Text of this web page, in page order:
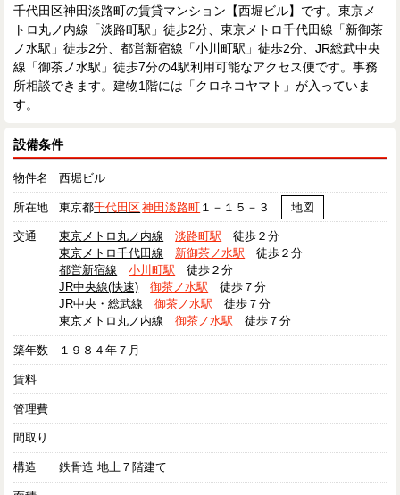
千代田区神田淡路町の賃貸マンション【西堀ビル】です。東京メ
トロ丸ノ内線「淡路町駅」徒歩2分、東京メトロ千代田線「新御茶
ノ水駅」徒歩2分、都営新宿線「小川町駅」徒歩2分、JR総武中央
線「御茶ノ水駅」徒歩7分の4駅利用可能なアクセス便です。事務
所相談できます。建物1階には「クロネコヤマト」が入っていま
す。
設備条件
物件名 西堀ビル
所在地 東京都千代田区神田淡路町 １－１５－３ 地図
交通 東京メトロ丸ノ内線 淡路町駅 徒歩２分
東京メトロ千代田線
新御茶ノ水駅 徒歩２分
都営新宿線
小川町駅 徒歩２分
JR中央線(快速)
御茶ノ水駅 徒歩７分
JR中央・総武線
御茶ノ水駅 徒歩７分
東京メトロ丸ノ内線
御茶ノ水駅 徒歩７分
築年数 １９８４年７月
賃料
管理費
間取り
構造 鉄骨造 地上７階建て